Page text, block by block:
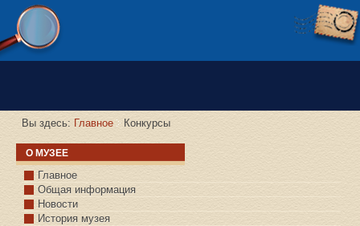
Версия сайта для слабовидящих
Вы здесь: Главное Конкурсы
О МУЗЕЕ
Главное
Общая информация
Новости
История музея